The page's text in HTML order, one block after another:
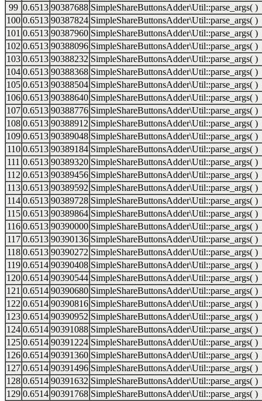
99 0.6513 90387688 SimpleShareButtonsAdder\Util::parse_args( )
100 0.6513 90387824 SimpleShareButtonsAdder\Util::parse_args( )
101 0.6513 90387960 SimpleShareButtonsAdder\Util::parse_args( )
102 0.6513 90388096 SimpleShareButtonsAdder\Util::parse_args( )
103 0.6513 90388232 SimpleShareButtonsAdder\Util::parse_args( )
104 0.6513 90388368 SimpleShareButtonsAdder\Util::parse_args( )
105 0.6513 90388504 SimpleShareButtonsAdder\Util::parse_args( )
106 0.6513 90388640 SimpleShareButtonsAdder\Util::parse_args( )
107 0.6513 90388776 SimpleShareButtonsAdder\Util::parse_args( )
108 0.6513 90388912 SimpleShareButtonsAdder\Util::parse_args( )
109 0.6513 90389048 SimpleShareButtonsAdder\Util::parse_args( )
110 0.6513 90389184 SimpleShareButtonsAdder\Util::parse_args( )
111 0.6513 90389320 SimpleShareButtonsAdder\Util::parse_args( )
112 0.6513 90389456 SimpleShareButtonsAdder\Util::parse_args( )
113 0.6513 90389592 SimpleShareButtonsAdder\Util::parse_args( )
114 0.6513 90389728 SimpleShareButtonsAdder\Util::parse_args( )
115 0.6513 90389864 SimpleShareButtonsAdder\Util::parse_args( )
116 0.6513 90390000 SimpleShareButtonsAdder\Util::parse_args( )
117 0.6513 90390136 SimpleShareButtonsAdder\Util::parse_args( )
118 0.6513 90390272 SimpleShareButtonsAdder\Util::parse_args( )
119 0.6514 90390408 SimpleShareButtonsAdder\Util::parse_args( )
120 0.6514 90390544 SimpleShareButtonsAdder\Util::parse_args( )
121 0.6514 90390680 SimpleShareButtonsAdder\Util::parse_args( )
122 0.6514 90390816 SimpleShareButtonsAdder\Util::parse_args( )
123 0.6514 90390952 SimpleShareButtonsAdder\Util::parse_args( )
124 0.6514 90391088 SimpleShareButtonsAdder\Util::parse_args( )
125 0.6514 90391224 SimpleShareButtonsAdder\Util::parse_args( )
126 0.6514 90391360 SimpleShareButtonsAdder\Util::parse_args( )
127 0.6514 90391496 SimpleShareButtonsAdder\Util::parse_args( )
128 0.6514 90391632 SimpleShareButtonsAdder\Util::parse_args( )
129 0.6514 90391768 SimpleShareButtonsAdder\Util::parse_args( )